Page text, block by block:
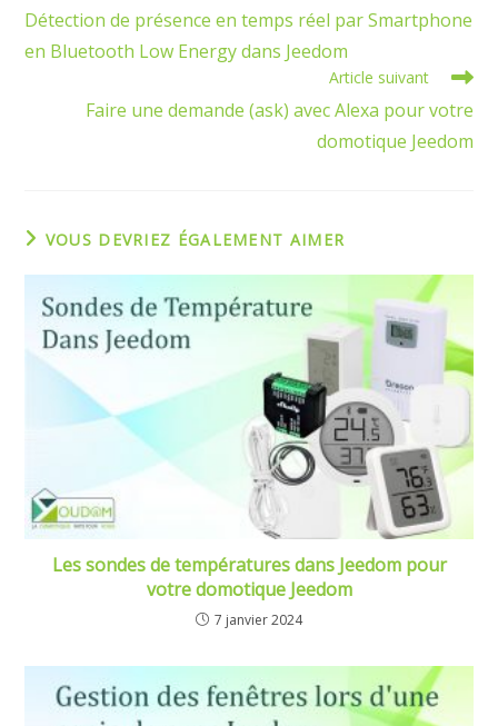
articles
Détection de présence en temps réel par Smartphone
en Bluetooth Low Energy dans Jeedom
Article suivant
Faire une demande (ask) avec Alexa pour votre
domotique Jeedom
VOUS DEVRIEZ ÉGALEMENT AIMER
Les sondes de températures dans Jeedom pour
votre domotique Jeedom
7 janvier 2024